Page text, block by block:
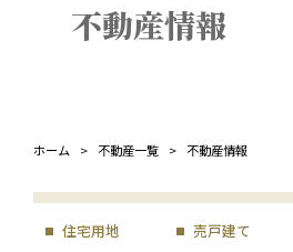
不動産情報
ホーム > 不動産一覧 > 不動産情報
住宅用地 売戸建て